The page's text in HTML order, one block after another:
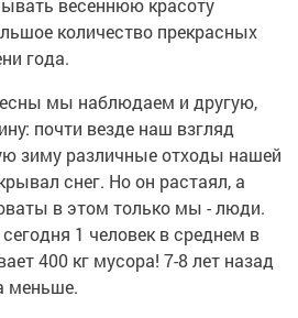
весеннюю красоту
количество прекрасных
года.
мы наблюдаем и другую,
почти везде наш взгляд
зиму различные отходы нашей
снег. Но он растаял, а
в этом только мы - люди.
1 человек в среднем в
400 кг мусора! 7-8 лет назад
меньше.